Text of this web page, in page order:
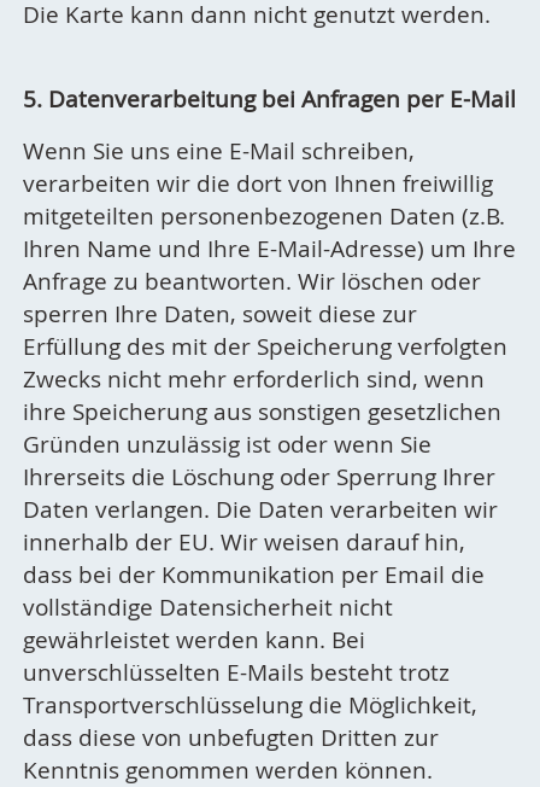
Die Karte kann dann nicht genutzt werden.
5. Datenverarbeitung bei Anfragen per E-Mail
Wenn Sie uns eine E-Mail schreiben,
verarbeiten wir die dort von Ihnen freiwillig
mitgeteilten personenbezogenen Daten (z.B.
Ihren Name und Ihre E-Mail-Adresse) um Ihre
Anfrage zu beantworten. Wir löschen oder
sperren Ihre Daten, soweit diese zur
Erfüllung des mit der Speicherung verfolgten
Zwecks nicht mehr erforderlich sind, wenn
ihre Speicherung aus sonstigen gesetzlichen
Gründen unzulässig ist oder wenn Sie
Ihrerseits die Löschung oder Sperrung Ihrer
Daten verlangen. Die Daten verarbeiten wir
innerhalb der EU. Wir weisen darauf hin,
dass bei der Kommunikation per Email die
vollständige Datensicherheit nicht
gewährleistet werden kann. Bei
unverschlüsselten E-Mails besteht trotz
Transportverschlüsselung die Möglichkeit,
dass diese von unbefugten Dritten zur
Kenntnis genommen werden können.